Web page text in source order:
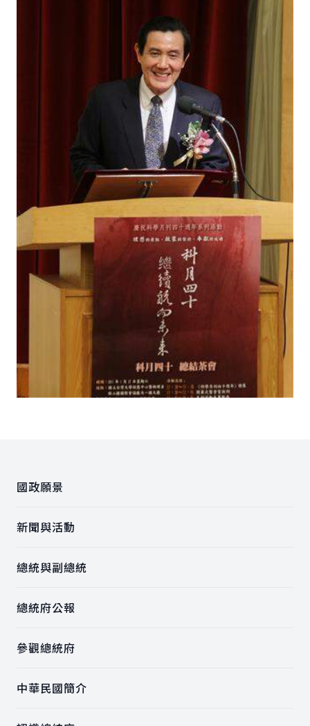
國政願景
新聞與活動
總統與副總統
總統府公報
參觀總統府
中華民國簡介